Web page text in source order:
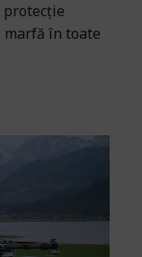
protecție
marfă în toate